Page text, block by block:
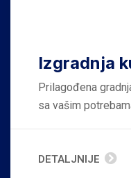
Izgradnja
Prilagođena
sa vašim
DETALJNIJE